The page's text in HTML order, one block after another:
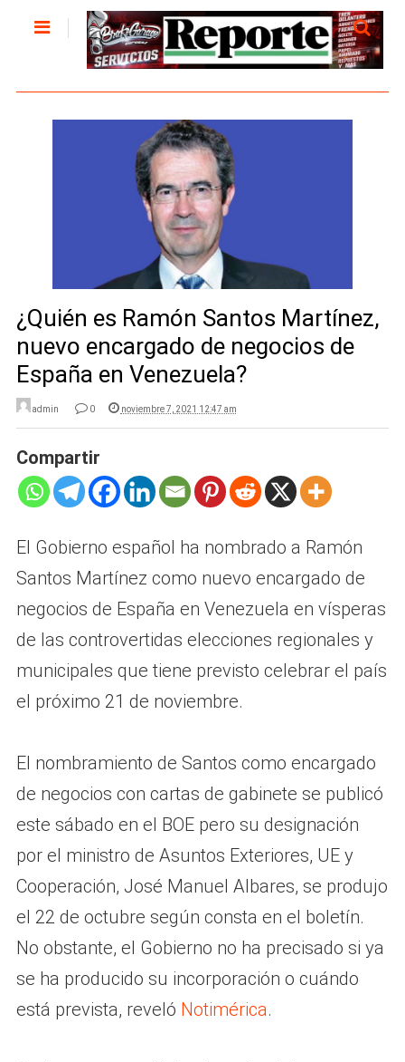
¿Quién es Ramón Santos Martínez,
nuevo encargado de negocios de
España en Venezuela?
admin 0 noviembre 7, 2021 12:47 am
Compartir
El Gobierno español ha nombrado a Ramón
Santos Martínez como nuevo encargado de
negocios de España en Venezuela en vísperas
de las controvertidas elecciones regionales y
municipales que tiene previsto celebrar el país
el próximo 21 de noviembre.
El nombramiento de Santos como encargado
de negocios con cartas de gabinete se publicó
este sábado en el BOE pero su designación
por el ministro de Asuntos Exteriores, UE y
Cooperación, José Manuel Albares, se produjo
el 22 de octubre según consta en el boletín.
No obstante, el Gobierno no ha precisado si ya
se ha producido su incorporación o cuándo
está prevista, reveló Notimérica.